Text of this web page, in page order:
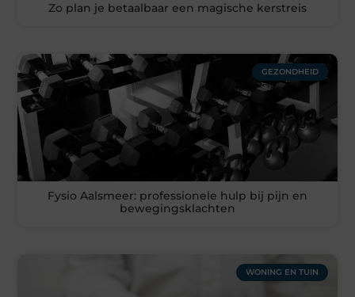
Zo plan je betaalbaar een magische kerstreis
GEZONDHEID
Fysio Aalsmeer: professionele hulp bij pijn en
bewegingsklachten
WONING EN TUIN